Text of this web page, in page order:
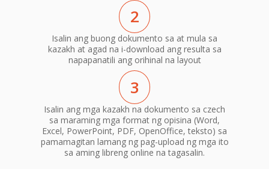
2
Isalin ang buong dokumento sa at mula sa
kazakh at agad na i-download ang resulta sa
napapanatili ang orihinal na layout
3
Isalin ang mga kazakh na dokumento sa czech
sa maraming mga format ng opisina (Word,
Excel, PowerPoint, PDF, OpenOffice, teksto) sa
pamamagitan lamang ng pag-upload ng mga ito
sa aming libreng online na tagasalin.